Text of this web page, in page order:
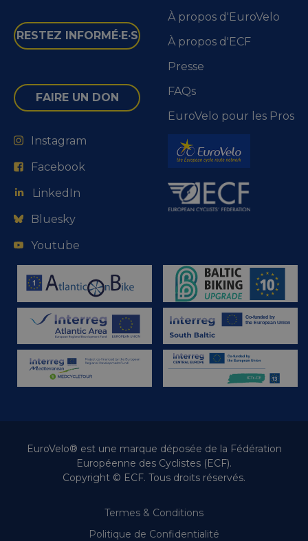
RESTEZ INFORMÉ·E·S
FAIRE UN DON
À propos d'EuroVelo
À propos d'ECF
Presse
FAQs
EuroVelo pour les Pros
Instagram
Facebook
LinkedIn
Bluesky
Youtube
EuroVelo® est une marque déposée de la Fédération
Européenne des Cyclistes (ECF).
Copyright © ECF. Tous droits réservés.
Termes & Conditions
Politique de Confidentialité